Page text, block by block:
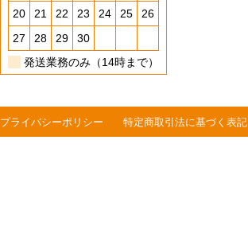
20
21 22 23 24 25
26
27
28 29
30
発送業務のみ（14時まで）
プライバシーポリシー 特定商取引法に基づく表記